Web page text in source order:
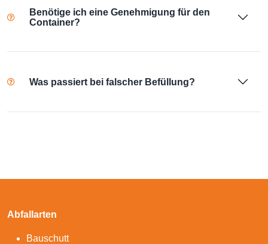
Benötige ich eine Genehmigung für den
Container?
Was passiert bei falscher Befüllung?
Abfallarten
Bauschutt